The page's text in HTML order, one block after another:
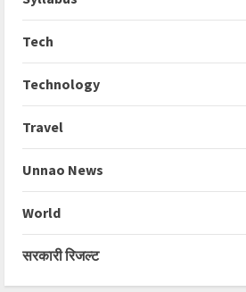
Tech
Technology
Travel
Unnao News
World
सरकारी रिजल्ट